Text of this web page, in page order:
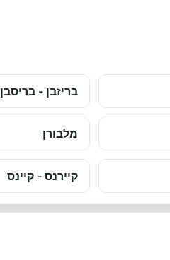
בריזבן - בריסבן
מלבורן
קיירנס - קיינס